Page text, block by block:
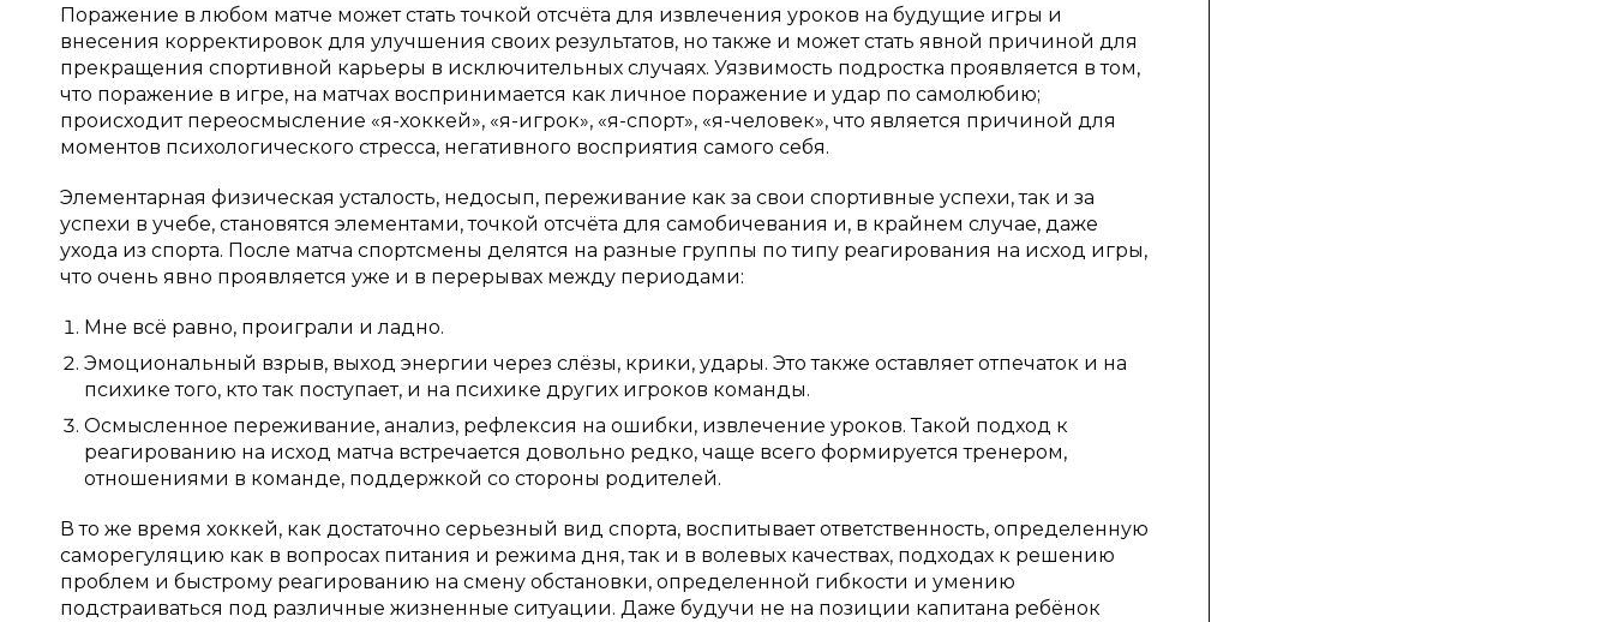
Поражение в любом матче может стать точкой отсчёта для извлечения уроков на будущие игры и
внесения корректировок для улучшения своих результатов, но также и может стать явной причиной для
прекращения спортивной карьеры в исключительных случаях. Уязвимость подростка проявляется в том,
что поражение в игре, на матчах воспринимается как личное поражение и удар по самолюбию;
происходит переосмысление «я-хоккей», «я-игрок», «я-спорт», «я-человек», что является причиной для
моментов психологического стресса, негативного восприятия самого себя.
Элементарная физическая усталость, недосып, переживание как за свои спортивные успехи, так и за
успехи в учебе, становятся элементами, точкой отсчёта для самобичевания и, в крайнем случае, даже
ухода из спорта. После матча спортсмены делятся на разные группы по типу реагирования на исход игры,
что очень явно проявляется уже и в перерывах между периодами:
Мне всё равно, проиграли и ладно.
Эмоциональный взрыв, выход энергии через слёзы, крики, удары. Это также оставляет отпечаток и на
психике того, кто так поступает, и на психике других игроков команды.
Осмысленное переживание, анализ, рефлексия на ошибки, извлечение уроков. Такой подход к
реагированию на исход матча встречается довольно редко, чаще всего формируется тренером,
отношениями в команде, поддержкой со стороны родителей.
В то же время хоккей, как достаточно серьезный вид спорта, воспитывает ответственность, определенную
саморегуляцию как в вопросах питания и режима дня, так и в волевых качествах, подходах к решению
проблем и быстрому реагированию на смену обстановки, определенной гибкости и умению
подстраиваться под различные жизненные ситуации. Даже будучи не на позиции капитана ребёнок